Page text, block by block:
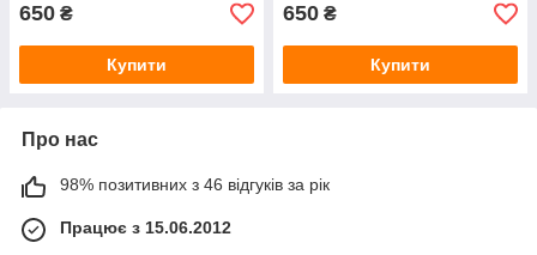
650 ₴
Купити
650 ₴
Купити
Про нас
98% позитивних з 46 відгуків за рік
Працює з 15.06.2012